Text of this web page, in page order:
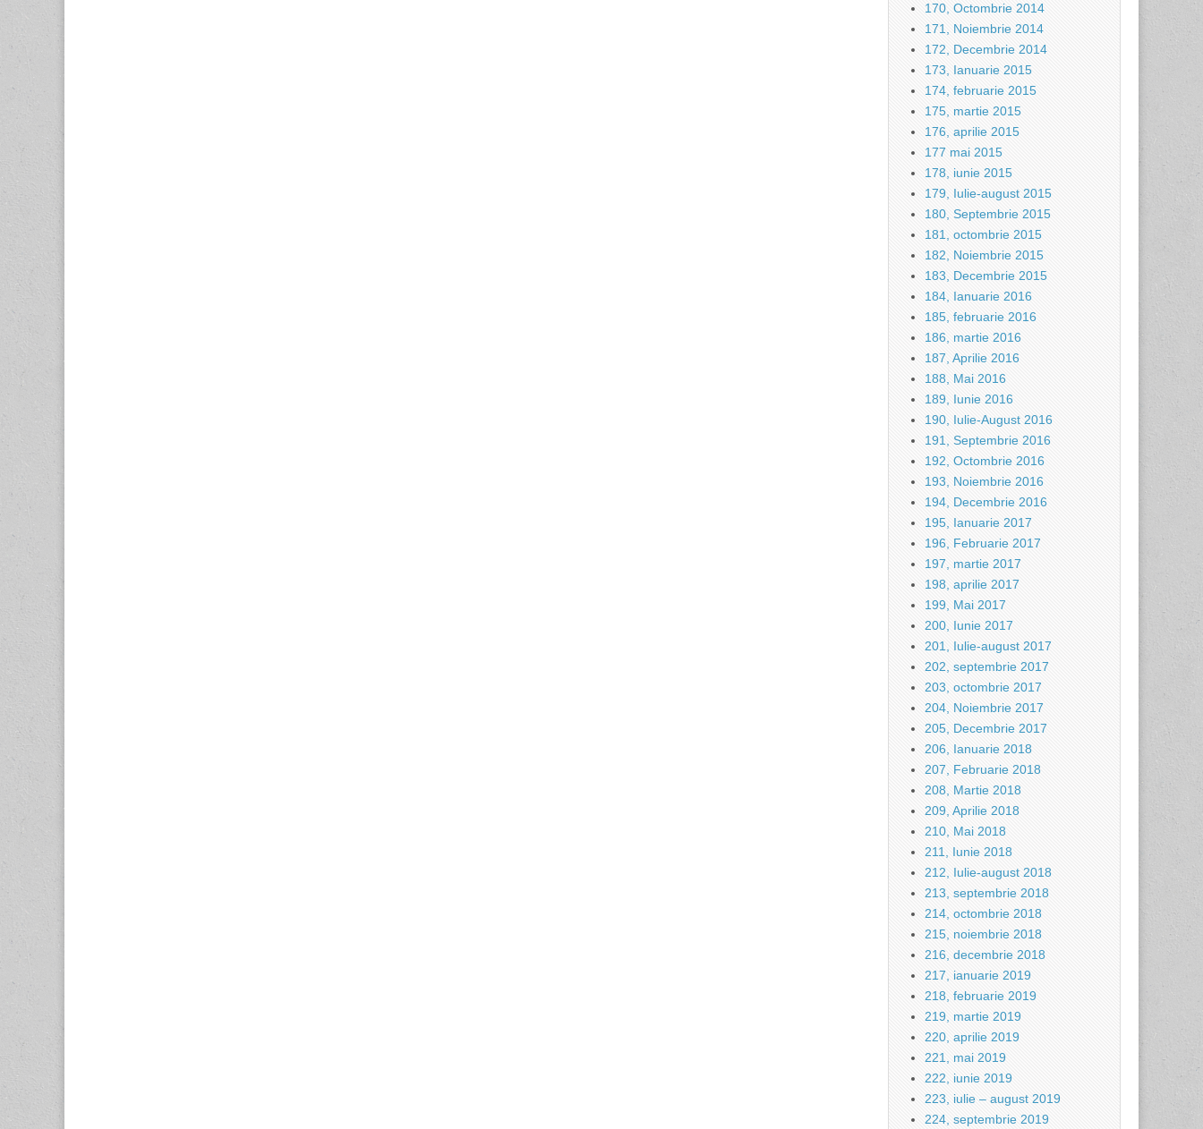
170, Octombrie 2014
171, Noiembrie 2014
172, Decembrie 2014
173, Ianuarie 2015
174, februarie 2015
175, martie 2015
176, aprilie 2015
177 mai 2015
178, iunie 2015
179, Iulie-august 2015
180, Septembrie 2015
181, octombrie 2015
182, Noiembrie 2015
183, Decembrie 2015
184, Ianuarie 2016
185, februarie 2016
186, martie 2016
187, Aprilie 2016
188, Mai 2016
189, Iunie 2016
190, Iulie-August 2016
191, Septembrie 2016
192, Octombrie 2016
193, Noiembrie 2016
194, Decembrie 2016
195, Ianuarie 2017
196, Februarie 2017
197, martie 2017
198, aprilie 2017
199, Mai 2017
200, Iunie 2017
201, Iulie-august 2017
202, septembrie 2017
203, octombrie 2017
204, Noiembrie 2017
205, Decembrie 2017
206, Ianuarie 2018
207, Februarie 2018
208, Martie 2018
209, Aprilie 2018
210, Mai 2018
211, Iunie 2018
212, Iulie-august 2018
213, septembrie 2018
214, octombrie 2018
215, noiembrie 2018
216, decembrie 2018
217, ianuarie 2019
218, februarie 2019
219, martie 2019
220, aprilie 2019
221, mai 2019
222, iunie 2019
223, iulie – august 2019
224, septembrie 2019